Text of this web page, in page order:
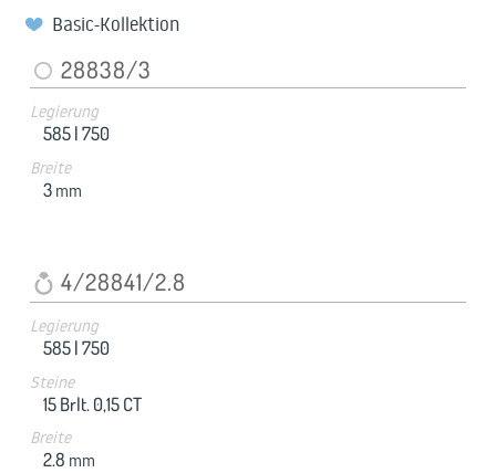
Basic-Kollektion
28838/3
Legierung
585 |750
Breite
3 mm
4/28841/2.8
Legierung
585 |750
Steine
15 Brlt. 0,15 CT
Breite
2.8 mm